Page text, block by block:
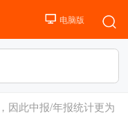
因此中报/年报统计更为